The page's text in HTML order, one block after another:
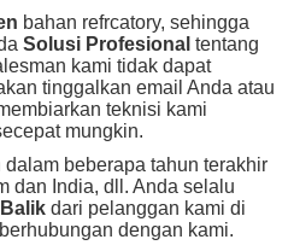
bahan refrcatory, sehingga
Solusi Profesional tentang
kami tidak dapat
tinggalkan email Anda atau
teknisi kami
mungkin.
dalam beberapa tahun terakhir
dan India, dll. Anda selalu
dari pelanggan kami di
dengan kami.